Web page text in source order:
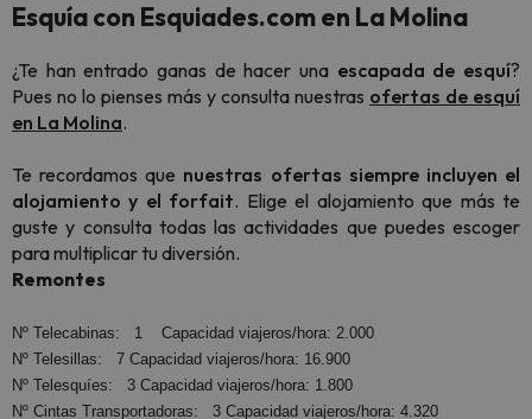
Esquía con Esquiades.com en La Molina
¿Te han entrado ganas de hacer una escapada de esquí?
Pues no lo pienses más y consulta nuestras ofertas de esquí
en La Molina.
Te recordamos que nuestras ofertas siempre incluyen el
alojamiento y el forfait. Elige el alojamiento que más te
guste y consulta todas las actividades que puedes escoger
para multiplicar tu diversión.
Remontes
Nº Telecabinas: 1 Capacidad viajeros/hora: 2.000
Nº Telesillas: 7 Capacidad viajeros/hora: 16.900
Nº Telesquíes: 3 Capacidad viajeros/hora: 1.800
Nº Cintas Transportadoras: 3 Capacidad viajeros/hora: 4.320